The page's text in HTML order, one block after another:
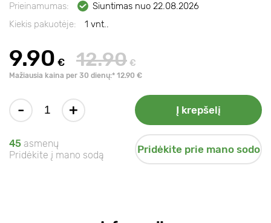
Prieinamumas:
Siuntimas nuo 22.08.2026
Kiekis pakuotėje:
1 vnt..
9.90 € 12.90 €
Mažiausia kaina per 30 dienų:* 12.90 €
- + Į krepšelį
45 asmenų
Pridėkite į mano sodą
Pridėkite prie mano sodo